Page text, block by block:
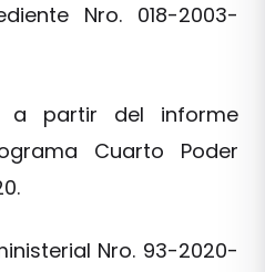
Nro. 018-2003-
a partir del informe
Cuarto Poder
Nro. 93-2020-